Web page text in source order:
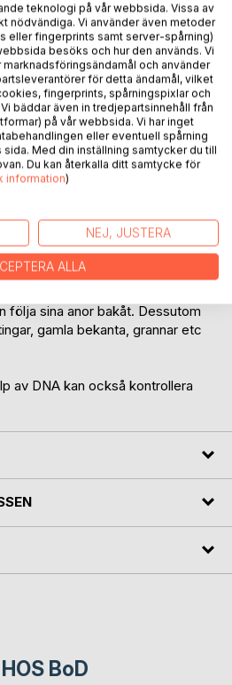
släktforskningsprogram och
ättlingar till Anders Olsen
Ättlingarna finns
Nordvärmland.
mellan nuvarande
vi behållit det gamla namnskicket
följa sina anor bakåt. Dessutom
gamla bekanta, grannar etc
av DNA kan också kontrollera
BoD
teknologi på vår webbsida. Vissa av
nödvändiga. Vi använder även metoder
eller fingerprints samt server-spårning)
besöks och hur den används. Vi
och använder
för detta ändamål, vilket
fingerprints, spårningspixlar och
bäddar även in tredjepartsinnehåll från
på vår webbsida. Vi har inget
eller eventuell spårning
Med din inställning samtycker du till
Du kan återkalla ditt samtycke för
information)
NEJ, JUSTERA
ALLA